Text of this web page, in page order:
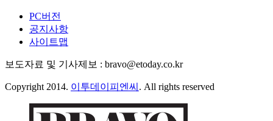
PC버전
공지사항
사이트맵
보도자료 및 기사제보 : bravo@etoday.co.kr
Copyright 2014. 이투데이피엔씨 . All rights reserved